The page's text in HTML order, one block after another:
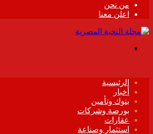
من نحن
اعلن معنا
الرئيسية
أخبار
بنوك وتأمين
بورصة وشركات
عقارات
استثمار وصناعة